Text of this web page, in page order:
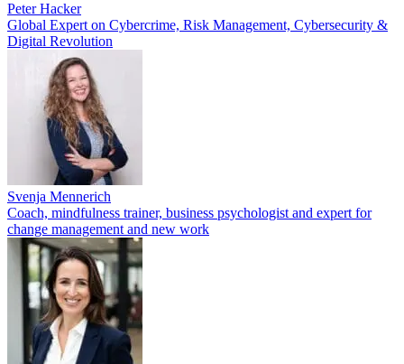
Peter Hacker
Global Expert on Cybercrime, Risk Management, Cybersecurity &
Digital Revolution
Svenja Mennerich
Coach, mindfulness trainer, business psychologist and expert for
change management and new work